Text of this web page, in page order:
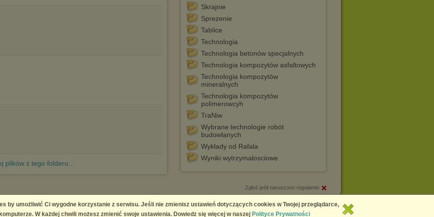
Skrajnie
Sprezenie
Tablice
Technologia
Technologia betonów specjalnych
Technologia kompozytów asfaltowych
Technologia kompozytów
mineralnych
Technologia kompozytów
polimerowcyh
TraNiw
Wybrane technologie robót
budowlanych
Wyklady od Rafala
Wyniki wytrzymalosciowe
plików z tego folderu...
Zgłoś jeśli naruszono regulamin
infringement
Copyright © 2026Chomikuj.pl
by umożliwić Ci wygodne korzystanie z serwisu. Jeśli nie zmienisz ustawień dotyczących cookies w Twojej przeglądarce,
W każdej chwili możesz zmienić swoje ustawienia. Dowiedz się więcej w naszej Polityce Prywatności